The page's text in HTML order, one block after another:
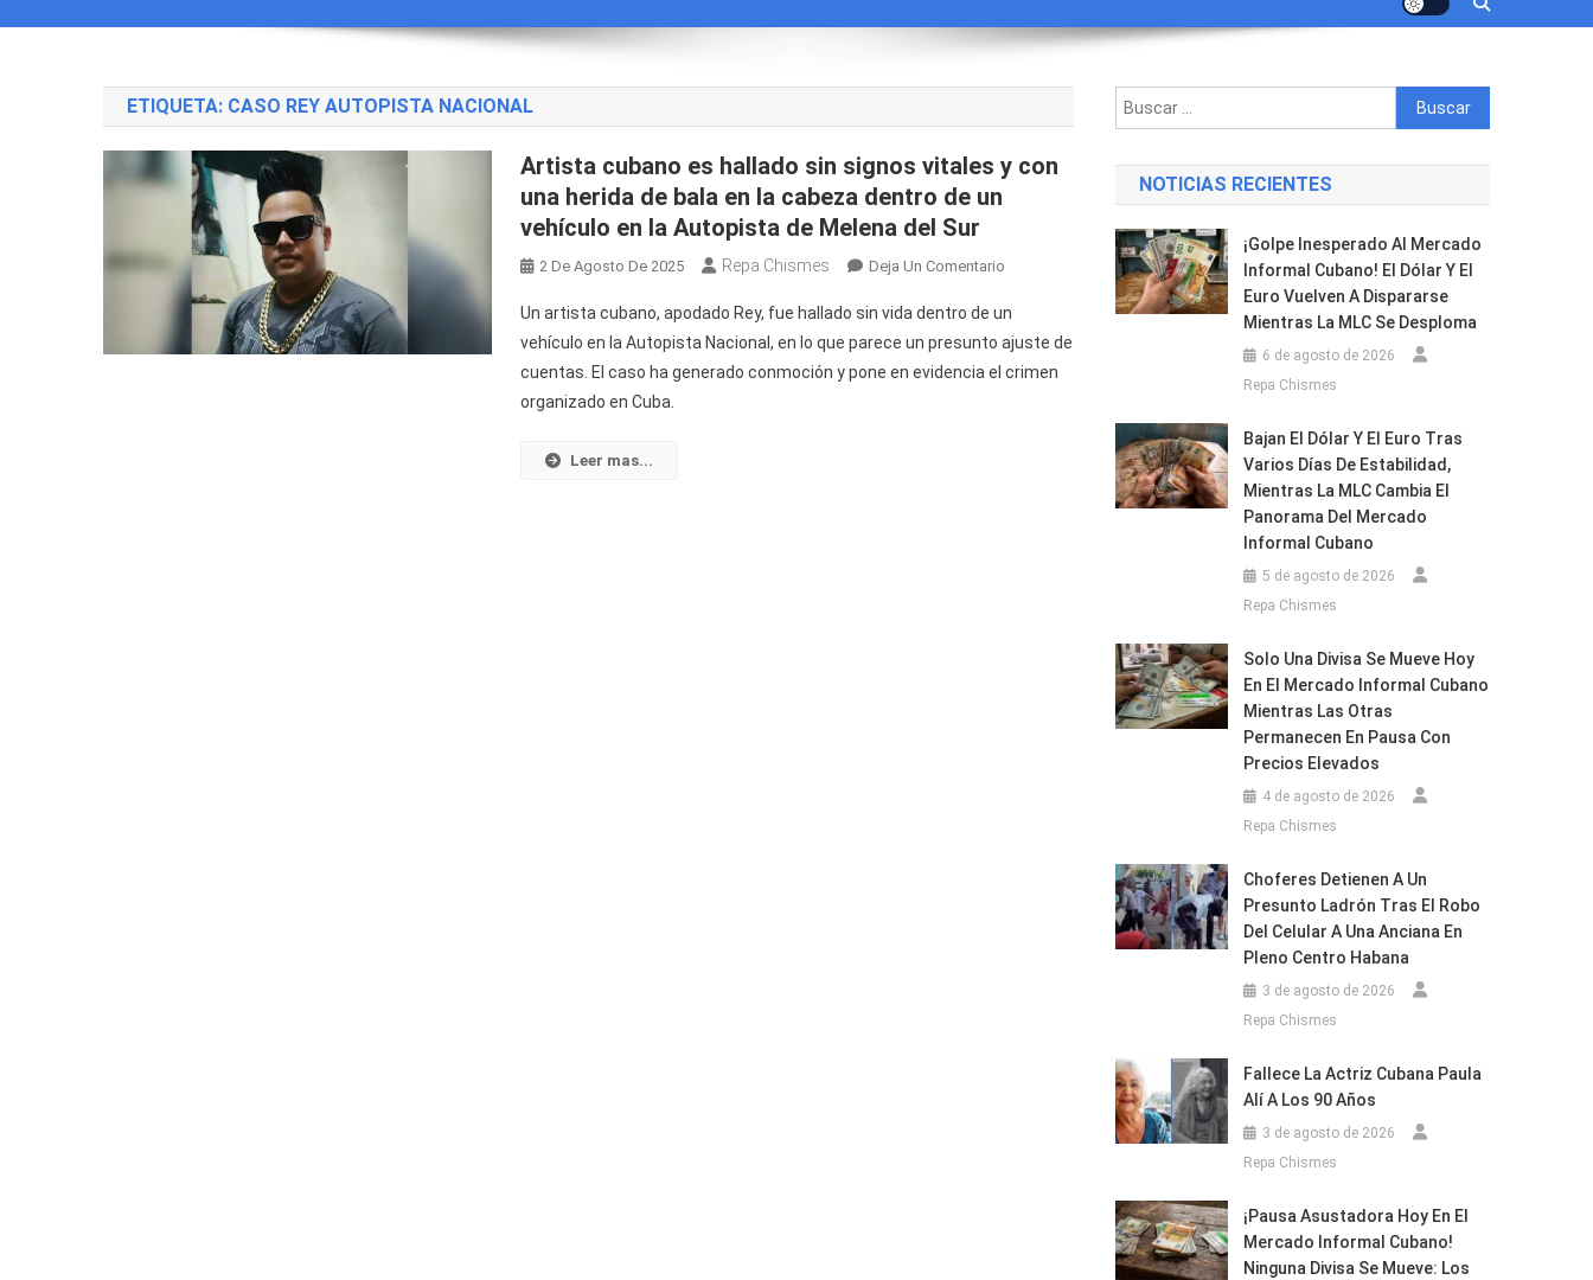
ETIQUETA: CASO REY AUTOPISTA NACIONAL
Artista cubano es hallado sin signos vitales y con
una herida de bala en la cabeza dentro de un
vehículo en la Autopista de Melena del Sur
2 De Agosto De 2025 Repa Chismes Deja Un Comentario
Cubano
Es
Hallado
Un artista cubano, apodado Rey, fue hallado sin vida dentro de un
vehículo en la Autopista Nacional, en lo que parece un presunto ajuste de
cuentas. El caso ha generado conmoción y pone en evidencia el crimen
organizado en Cuba.
Leer mas...
Buscar:
NOTICIAS RECIENTES
¡Golpe Inesperado Al Mercado
Informal Cubano! El Dólar Y El
Euro Vuelven A Dispararse
Mientras La MLC Se Desploma
6 de agosto de 2026
Repa Chismes
Bajan El Dólar Y El Euro Tras
Varios Días De Estabilidad,
Mientras La MLC Cambia El
Panorama Del Mercado
Informal Cubano
5 de agosto de 2026
Repa Chismes
Solo Una Divisa Se Mueve Hoy
En El Mercado Informal Cubano
Mientras Las Otras
Permanecen En Pausa Con
Precios Elevados
4 de agosto de 2026
Repa Chismes
Choferes Detienen A Un
Presunto Ladrón Tras El Robo
Del Celular A Una Anciana En
Pleno Centro Habana
3 de agosto de 2026
Repa Chismes
Fallece La Actriz Cubana Paula
Alí A Los 90 Años
3 de agosto de 2026
Repa Chismes
¡Pausa Asustadora Hoy En El
Mercado Informal Cubano!
Ninguna Divisa Se Mueve: Los